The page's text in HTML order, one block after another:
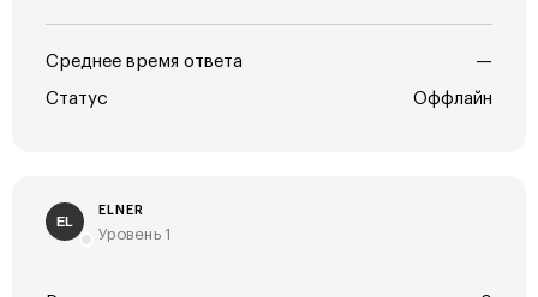
Среднее время ответа —
Статус Оффлайн
EL
ELNER
Уровень 1